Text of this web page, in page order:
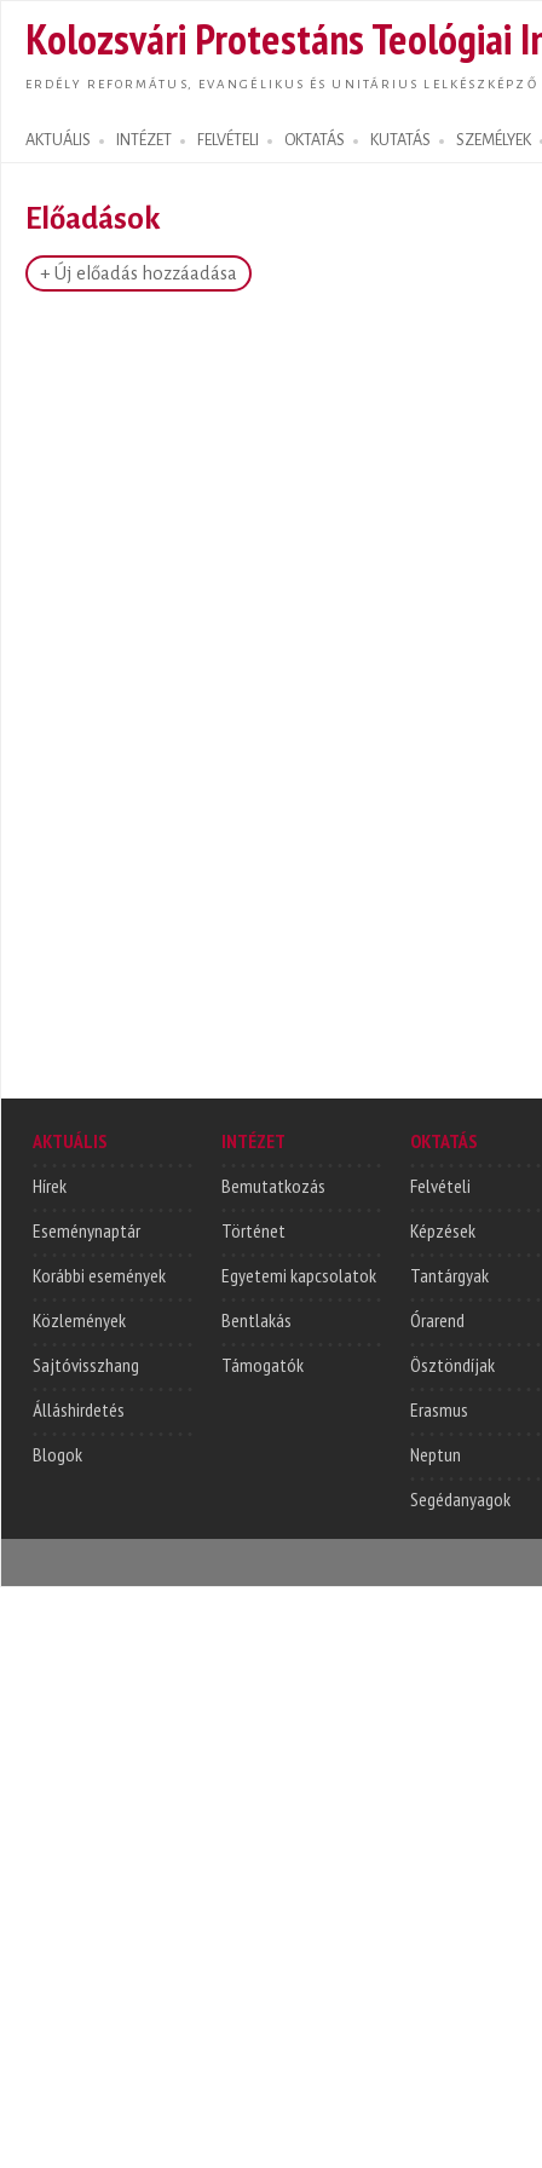
Kolozsvári Protestáns Teológiai
ERDÉLY REFORMÁTUS, EVANGÉLIKUS ÉS UNITÁRIUS LELKÉSZKÉPZŐ
AKTUÁLIS INTÉZET FELVÉTELI OKTATÁS KUTATÁS SZEMÉLYEK
Search form
Előadások
+ Új előadás hozzáadása
AKTUÁLIS
Hírek
Eseménynaptár
Korábbi események
Közlemények
Sajtóvisszhang
Álláshirdetés
Blogok
INTÉZET
Bemutatkozás
Történet
Egyetemi kapcsolatok
Bentlakás
Támogatók
OKTATÁS
Felvételi
Képzések
Tantárgyak
Órarend
Ösztöndíjak
Erasmus
Neptun
Segédanyagok